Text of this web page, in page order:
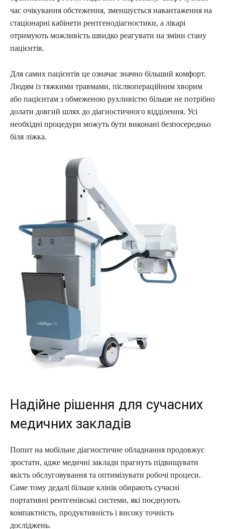
час очікування обстеження, зменшується навантаження на
стаціонарні кабінети рентгенодіагностики, а лікарі
отримують можливість швидко реагувати на зміни стану
пацієнтів.
Для самих пацієнтів це означає значно більший комфорт.
Людям із тяжкими травмами, післяопераційним хворим
або пацієнтам з обмеженою рухливістю більше не потрібно
долати довгий шлях до діагностичного відділення. Усі
необхідні процедури можуть бути виконані безпосередньо
біля ліжка.
Надійне рішення для сучасних
медичних закладів
Попит на мобільне діагностичне обладнання продовжує
зростати, адже медичні заклади прагнуть підвищувати
якість обслуговування та оптимізувати робочі процеси.
Саме тому дедалі більше клінік обирають сучасні
портативні рентгенівські системи, які поєднують
компактність, продуктивність і високу точність
досліджень.